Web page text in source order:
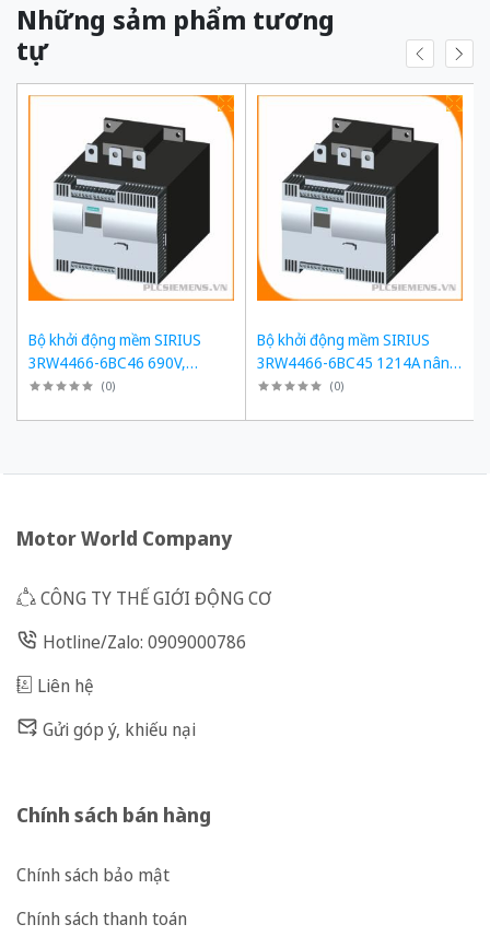
Những sảm phẩm tương
tự
Bộ khởi động mềm SIRIUS
3RW4466-6BC46 690V,
1214A, 1200kW
(0)
Bộ khởi động mềm SIRIUS
3RW4466-6BC45 1214A nâng
cấp 3RW5558-6HA16
(0)
Motor World Company
CÔNG TY THẾ GIỚI ĐỘNG CƠ
Hotline/Zalo: 0909000786
Liên hệ
Gửi góp ý, khiếu nại
Chính sách bán hàng
Chính sách bảo mật
Chính sách thanh toán